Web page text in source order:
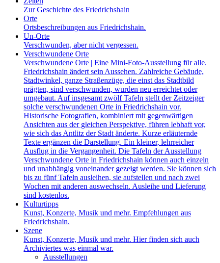
Zur Geschichte des Friedrichshain
Orte
Ortsbeschreibungen aus Friedrichshain.
Un-Orte
Verschwunden, aber nicht vergessen.
Verschwundene Orte
Verschwundene Orte | Eine Mini-Foto-Ausstellung für alle.
Friedrichshain ändert sein Aussehen. Zahlreiche Gebäude,
Stadtwinkel, ganze Straßenzüge, die einst das Stadtbild
prägten, sind verschwunden, wurden neu erreichtet oder
umgebaut. Auf insgesamt zwölf Tafeln stellt der Zeitzeiger
solche verschwundenen Orte in Friedrichshain vor.
Historische Fotografien, kombiniert mit gegenwärtigen
Ansichten aus der gleichen Perspektive, führen lebhaft vor,
wie sich das Antlitz der Stadt änderte. Kurze erläuternde
Texte ergänzen die Darstellung. Ein kleiner, lehrreicher
Ausflug in die Vergangenheit. Die Tafeln der Ausstellung
Verschwundene Orte in Friedrichshain können auch einzeln
und unabhängig voneinander gezeigt werden. Sie können sich
bis zu fünf Tafeln ausleihen, sie aufstellen und nach zwei
Wochen mit anderen auswechseln. Ausleihe und Lieferung
sind kostenlos.
Kulturtipps
Kunst, Konzerte, Musik und mehr. Empfehlungen aus
Friedrichshain.
Szene
Kunst, Konzerte, Musik und mehr. Hier finden sich auch
Archiviertes was einmal war.
Ausstellungen